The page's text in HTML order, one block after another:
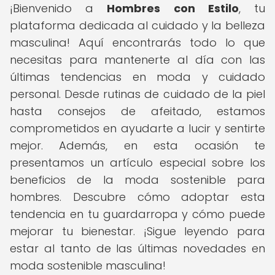
¡Bienvenido a Hombres con Estilo, tu
plataforma dedicada al cuidado y la belleza
masculina! Aquí encontrarás todo lo que
necesitas para mantenerte al día con las
últimas tendencias en moda y cuidado
personal. Desde rutinas de cuidado de la piel
hasta consejos de afeitado, estamos
comprometidos en ayudarte a lucir y sentirte
mejor. Además, en esta ocasión te
presentamos un artículo especial sobre los
beneficios de la moda sostenible para
hombres. Descubre cómo adoptar esta
tendencia en tu guardarropa y cómo puede
mejorar tu bienestar. ¡Sigue leyendo para
estar al tanto de las últimas novedades en
moda sostenible masculina!